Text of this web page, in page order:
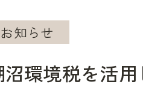
お知らせ
環境税を活